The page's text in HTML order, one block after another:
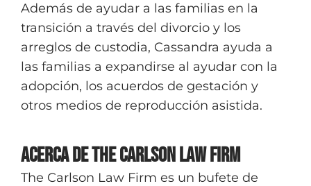
Además de ayudar a las familias en la
transición a través del divorcio y los
arreglos de custodia, Cassandra ayuda a
las familias a expandirse al ayudar con la
adopción, los acuerdos de gestación y
otros medios de reproducción asistida.
Acerca de The Carlson Law Firm
The Carlson Law Firm es un bufete de